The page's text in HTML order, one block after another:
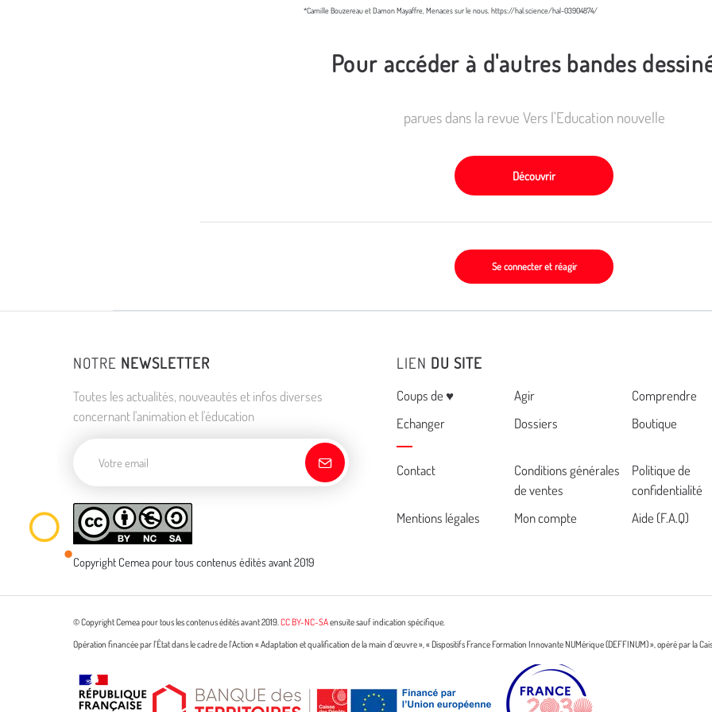
*Camille Bouzereau et Damon Mayaffre, Menaces sur le nous. https://hal.science/hal-03904874/
Pour accéder à d'autres bandes
parues dans la revue Vers l'Education nouvelle
Découvrir
Se connecter et réagir
NOTRE NEWSLETTER
Toutes les actualités, nouveautés et infos diverses
concernant l'animation et l'éducation
Copyright Cemea pour tous contenus édités avant 2019
LIEN DU SITE
Menu
Coups de ♥ Agir
Comprendre
Echanger
Dossiers Boutique
Cemea
footer
Contact
Conditions générales
de ventes
Politique de
confidentialité
Mentions légales
Mon compte Aide (F.A.Q)
© Copyright Cemea pour tous les contenus édités avant 2019. CC BY-NC-SAensuite sauf indication spécifique.
Opération financée par l’État dans le cadre de l’Action « Adaptation et qualification de la main d’œuvre », « Dispositifs France Formation Innovante NUMérique (DEFFINUM) », opéré par la